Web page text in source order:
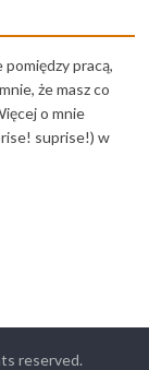
pracą,
że masz co
o mnie
suprise!) w
reserved.